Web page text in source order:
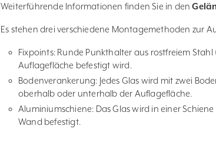
Weiterführende Informationen finden Sie in den
Es stehen drei verschiedene Montagemethoden zur
Fixpoints: Runde Punkthalter aus rostfreiem
Auflagefläche befestigt wird.
Bodenverankerung: Jedes Glas wird mit zwei
oberhalb oder unterhalb der Auflagefläche.
Aluminiumschiene: Das Glas wird in einer
Wand befestigt.